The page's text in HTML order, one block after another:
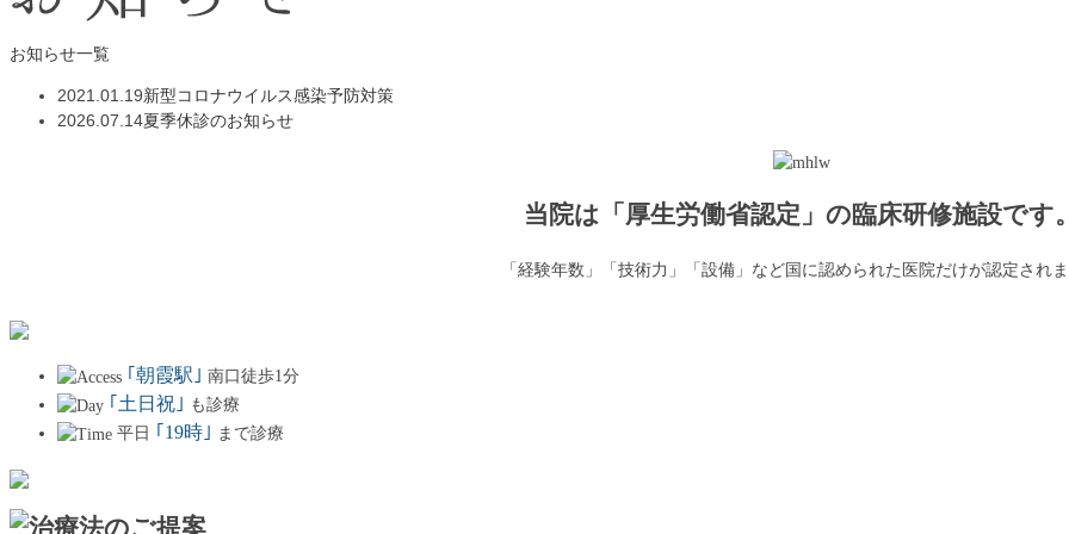
お知らせ一覧
2021.01.19新型コロナウイルス感染予防対策
2026.07.14夏季休診のお知らせ
当院は「厚生労働省認定」の臨床研修施設です
「経験年数」「技術力」「設備」など国に認められた医院だけが認定され
｢朝霞駅｣ 南口徒歩1分
｢土日祝｣ も診療
平日 ｢19時｣ まで診療